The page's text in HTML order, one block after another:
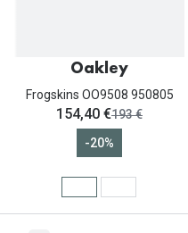
Oakley
Frogskins OO9508 950805
ahora:
154,40 €antes:
193 €
-20%